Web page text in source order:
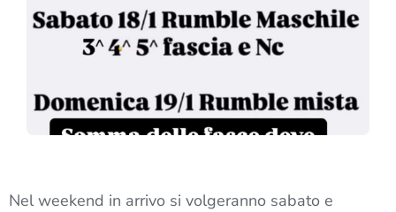
Nel weekend in arrivo si volgeranno sabato e